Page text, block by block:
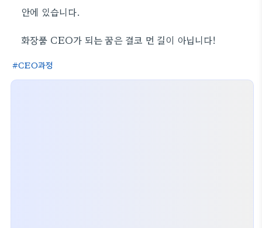
안에 있습니다.
화장품 CEO가 되는 꿈은 결코 먼 길이 아닙니다!
CEO과정